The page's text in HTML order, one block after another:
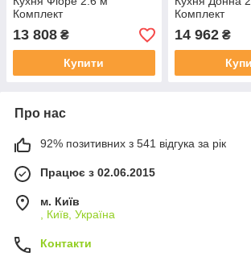
Комплект
13 808 ₴
Купити
Комплект
14 962₴
Про нас
92% позитивних з 541 відгука за рік
Працює з 02.06.2015
м. Київ
, Київ, Україна
Контакти